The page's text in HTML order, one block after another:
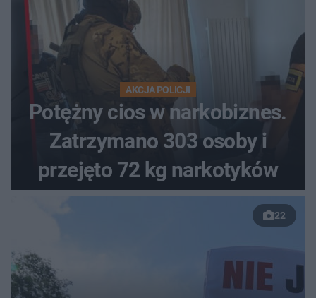
AKCJA POLICJI
Potężny cios w narkobiznes.
Zatrzymano 303 osoby i
przejęto 72 kg narkotyków
22